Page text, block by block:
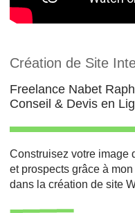
Création de Site
Freelance Nabet
Conseil & Devis en
Construisez votre image
et prospects grâce à
dans la création de site